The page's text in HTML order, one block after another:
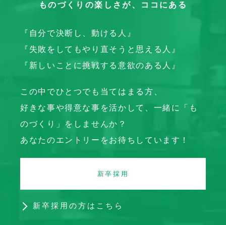
ものづくりの楽しさが、ココにある
『自分で決断し、動ける人』
『失敗をしてもやり直そうと思える人』
『新しいことに挑戦する意欲のある人』
この中でひとつでも当てはまる方、
好きな事や得意な事を活かして、一緒に「も
のづくり」をしませんか？
あなたのエントリーをお待ちしています！
新卒採用
新卒採用の方はこちら